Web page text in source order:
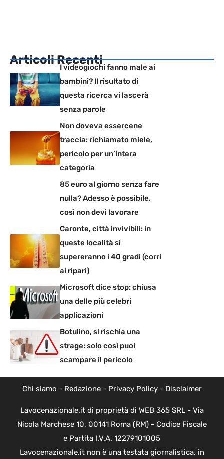
Articoli Recenti
I videogiochi fanno male ai
bambini? Il risultato di
questa ricerca vi lascerà
senza parole
Non doveva essercene
traccia: richiamato miele,
pericolo per un’intera
categoria
85 euro al giorno senza fare
nulla? Adesso è possibile,
così non devi lavorare
Caronte, città invivibili: in
queste località si
supereranno i 40 gradi (corri
ai ripari)
Microsoft dice stop: chiusa
una delle più celebri
applicazioni
Botulino, si rischia una
strage: solo così puoi
scampare il pericolo
Chi siamo - Redazione- Privacy Policy- Disclaimer
Lavocenazionale.it di proprietà di WEB 365 SRL - Via
Nicola Marchese 10, 00141 Roma (RM) - Codice Fiscale
e Partita I.V.A. 12279101005
Lavocenazionale.it non è una testata giornalistica, in